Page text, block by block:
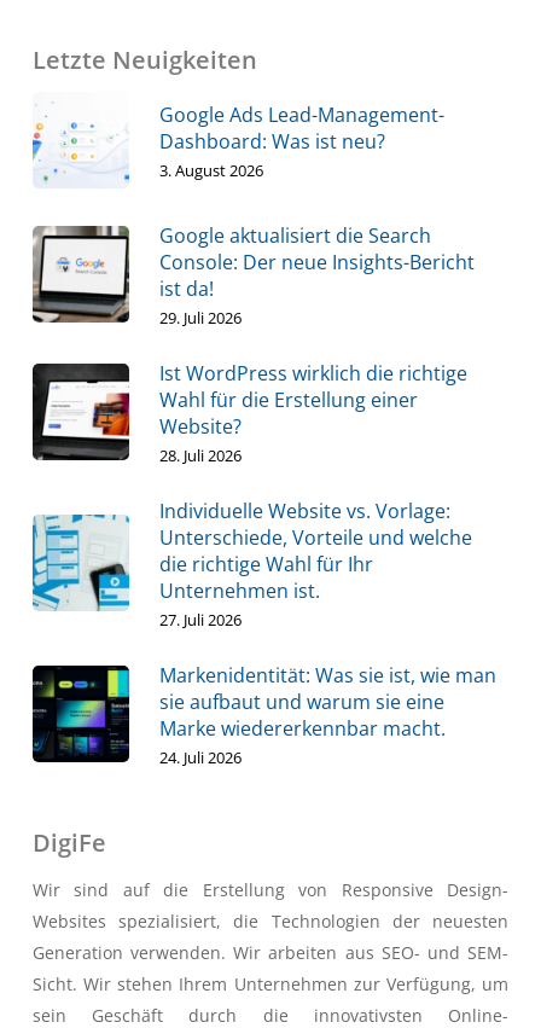
Letzte Neuigkeiten
Google Ads Lead-Management-
Dashboard: Was ist neu?
3. August 2026
Google aktualisiert die Search
Console: Der neue Insights-Bericht
ist da!
29. Juli 2026
Ist WordPress wirklich die richtige
Wahl für die Erstellung einer
Website?
28. Juli 2026
Individuelle Website vs. Vorlage:
Unterschiede, Vorteile und welche
die richtige Wahl für Ihr
Unternehmen ist.
27. Juli 2026
Markenidentität: Was sie ist, wie man
sie aufbaut und warum sie eine
Marke wiedererkennbar macht.
24. Juli 2026
DigiFe
Wir sind auf die Erstellung von Responsive Design-
Websites spezialisiert, die Technologien der neuesten
Generation verwenden. Wir arbeiten aus SEO- und SEM-
Sicht. Wir stehen Ihrem Unternehmen zur Verfügung, um
sein Geschäft durch die innovativsten Online-